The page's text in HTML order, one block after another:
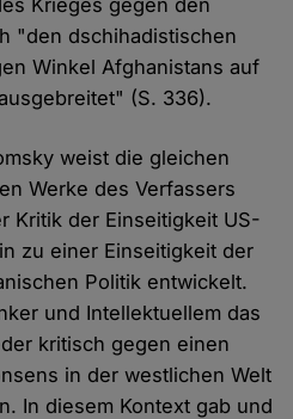
Krieges gegen den
"den dschihadistischen
Winkel Afghanistans auf
(S. 336).
weist die gleichen
Werke des Verfassers
Kritik der Einseitigkeit US-
zu einer Einseitigkeit der
Politik entwickelt.
und Intellektuellem das
kritisch gegen einen
in der westlichen Welt
In diesem Kontext gab und